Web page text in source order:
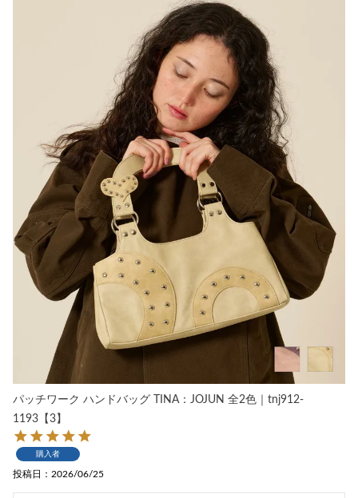
パッチワーク ハンドバッグ TINA：JOJUN 全2色｜tnj912-
1193【3】
購入者
投稿日 2026/06/25